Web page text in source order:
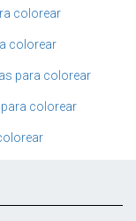
colorear
colorear
para colorear
colorear